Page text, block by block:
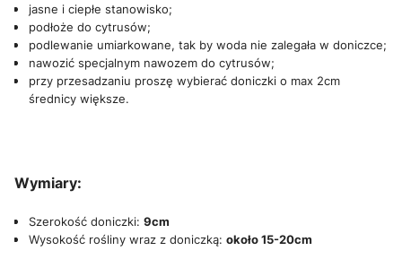
jasne i ciepłe stanowisko;
podłoże do cytrusów;
podlewanie umiarkowane, tak by woda nie zalegała w doniczce;
nawozić specjalnym nawozem do cytrusów;
przy przesadzaniu proszę wybierać doniczki o max 2cm
średnicy większe.
Wymiary:
Szerokość doniczki: 9cm
Wysokość rośliny wraz z doniczką: około 15-20cm